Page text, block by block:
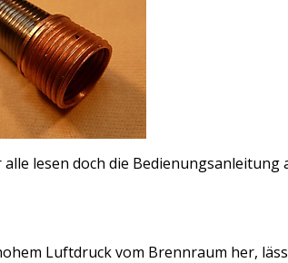
lesen doch die
Luftdruck vom Brennraum her,